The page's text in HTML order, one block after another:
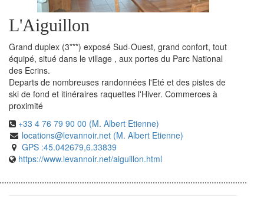
L'Aiguillon
Grand duplex (3***) exposé Sud-Ouest, grand confort, tout
équipé, situé dans le village , aux portes du Parc National
des Ecrins.
Departs de nombreuses randonnées l'Eté et des pistes de
ski de fond et itinéraires raquettes l'Hiver. Commerces à
proximité
+33 4 76 79 90 00 (M. Albert Etienne)
locations@levannoir.net (M. Albert Etienne)
GPS :45.042679,6.33839
https://www.levannoir.net/aiguillon.html